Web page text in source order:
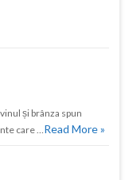
și brânza spun
care … Read More »